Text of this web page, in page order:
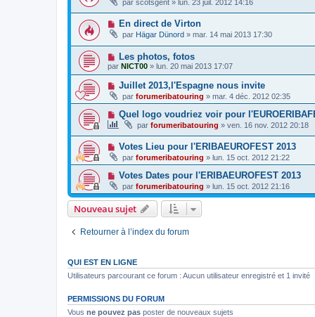
par scotsgent » lun. 23 juil. 2012 14:16
En direct de Virton
par Hägar Dünord » mar. 14 mai 2013 17:30
Les photos, fotos
par NICT00 » lun. 20 mai 2013 17:07
Juillet 2013,l'Espagne nous invite
par forumeribatouring » mar. 4 déc. 2012 02:35
Quel logo voudriez voir pour
par forumeribatouring » ven. 16 nov. 2012 20:18
Votes Lieu pour l'ERIBAEUROFEST 2013
par forumeribatouring » lun. 15 oct. 2012 21:22
Votes Dates pour l'ERIBAEUROFEST 2013
par forumeribatouring » lun. 15 oct. 2012 21:16
Nouveau sujet
Retourner à l’index du forum
QUI EST EN LIGNE
Utilisateurs parcourant ce forum : Aucun utilisateur enregistré et 1 invité
PERMISSIONS DU FORUM
Vous ne pouvez pas poster de nouveaux sujets